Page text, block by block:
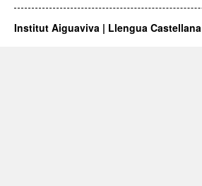
Institut Aiguaviva | Llengua Castellana